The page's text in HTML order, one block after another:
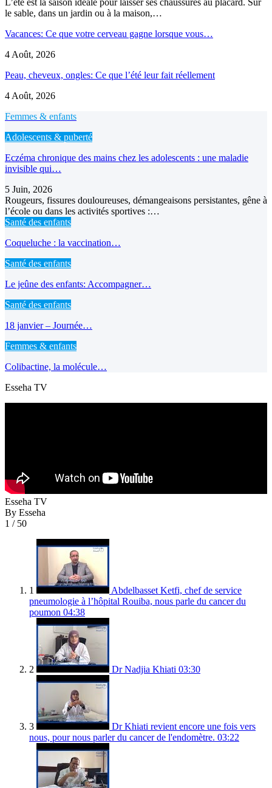
le sable, dans un jardin ou à la maison,…
Vacances: Ce que votre cerveau gagne lorsque vous…
4 Août, 2026
Peau, cheveux, ongles: Ce que l’été leur fait réellement
4 Août, 2026
Femmes & enfants
Adolescents & puberté
Eczéma chronique des mains chez les adolescents : une maladie
invisible qui…
5 Juin, 2026
Rougeurs, fissures douloureuses, démangeaisons persistantes, gêne à
l’école ou dans les activités sportives :…
Santé des enfants
Coqueluche : la vaccination…
Santé des enfants
Le jeûne des enfants: Accompagner…
Santé des enfants
18 janvier – Journée…
Femmes & enfants
Colibactine, la molécule…
Esseha TV
Esseha TV
By Esseha
1 / 50
1
Abdelbasset Ketfi, chef de service
pneumologie à l’hôpital Rouiba, nous parle du cancer du
poumon 04:38
2 Dr Nadjia Khiati 03:30
3
Dr Khiati revient encore une fois vers
nous, pour nous parler du cancer de l'endomètre. 03:22